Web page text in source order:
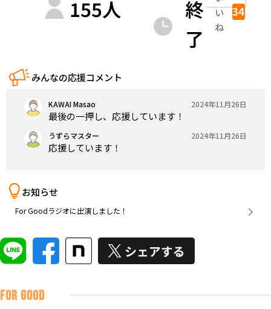
155人
終
了
い
ね
34
みんなの応援コメント
KAWAI Masao 2024年11月26日
最後の一押し、応援しています！
うずらマスター 2024年11月26日
応援しています！
お知らせ
For Goodラジオに出演しました！
FOR GOOD